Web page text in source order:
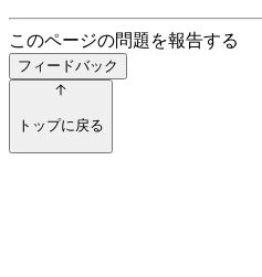
このページの問題を報告する
フィードバック
トップに戻る